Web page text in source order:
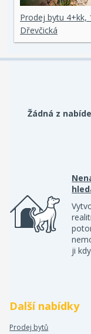
Prodej bytu 4+kk,
Dřevčická
Žádná z
ji
Další nabídky
Prodej bytů